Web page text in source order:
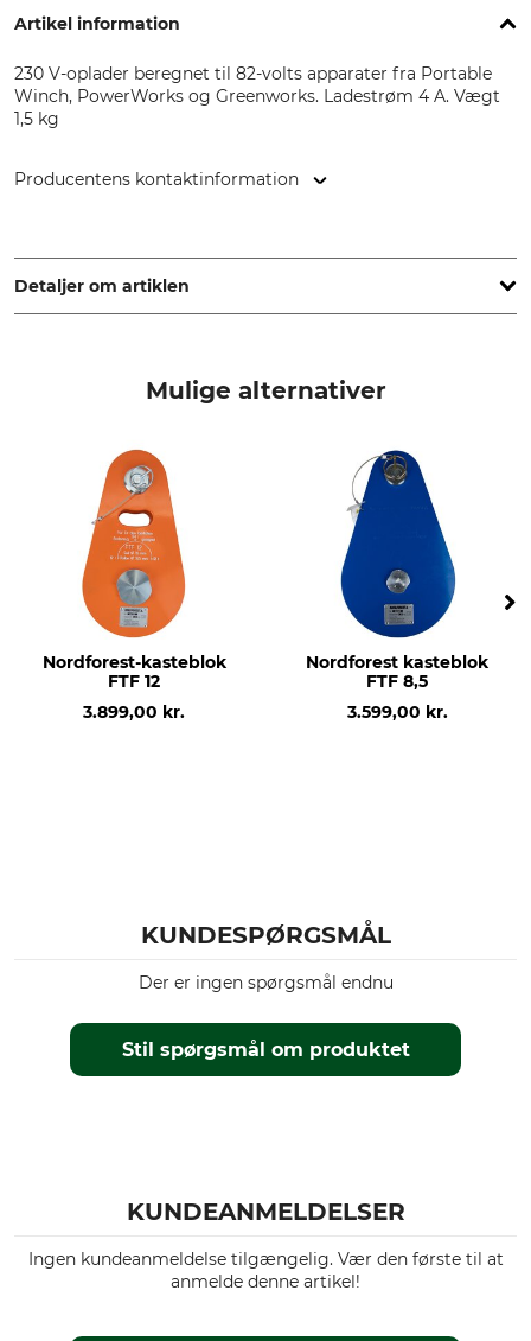
Artikel information
230 V-oplader beregnet til 82-volts apparater fra Portable
Winch, PowerWorks og Greenworks. Ladestrøm 4 A. Vægt
1,5 kg
Producentens kontaktinformation
Austria, www.vonblon.cc
Detaljer om artiklen
Mulige alternativer
Nordforest-kasteblok
FTF 12
3.899,00 kr.
Nordforest kasteblok
FTF 8,5
3.599,00 kr.
KUNDESPØRGSMÅL
Stil spørgsmål om produktet
Der er ingen spørgsmål endnu
KUNDEANMELDELSER
Ingen kundeanmeldelse tilgængelig. Vær den første til at
anmelde denne artikel!